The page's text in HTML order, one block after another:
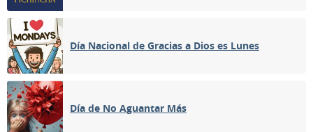
Día Nacional de Gracias a Dios es Lunes
Día de No Aguantar Más